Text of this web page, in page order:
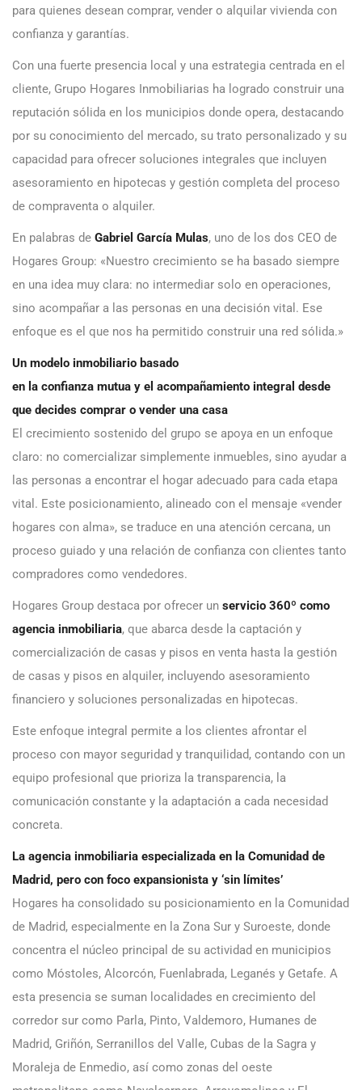
para quienes desean comprar, vender o alquilar vivienda con
confianza y garantías.
Con una fuerte presencia local y una estrategia centrada en el
cliente, Grupo Hogares Inmobiliarias ha logrado construir una
reputación sólida en los municipios donde opera, destacando
por su conocimiento del mercado, su trato personalizado y su
capacidad para ofrecer soluciones integrales que incluyen
asesoramiento en hipotecas y gestión completa del proceso
de compraventa o alquiler.
En palabras de Gabriel García Mulas, uno de los dos CEO de
Hogares Group: «Nuestro crecimiento se ha basado siempre
en una idea muy clara: no intermediar solo en operaciones,
sino acompañar a las personas en una decisión vital. Ese
enfoque es el que nos ha permitido construir una red sólida.»
Un modelo inmobiliario basado
en la confianza mutua y el acompañamiento integral desde
que decides comprar o vender una casa
El crecimiento sostenido del grupo se apoya en un enfoque
claro: no comercializar simplemente inmuebles, sino ayudar a
las personas a encontrar el hogar adecuado para cada etapa
vital. Este posicionamiento, alineado con el mensaje «vender
hogares con alma», se traduce en una atención cercana, un
proceso guiado y una relación de confianza con clientes tanto
compradores como vendedores.
Hogares Group destaca por ofrecer un servicio 360º como
agencia inmobiliaria, que abarca desde la captación y
comercialización de casas y pisos en venta hasta la gestión
de casas y pisos en alquiler, incluyendo asesoramiento
financiero y soluciones personalizadas en hipotecas.
Este enfoque integral permite a los clientes afrontar el
proceso con mayor seguridad y tranquilidad, contando con un
equipo profesional que prioriza la transparencia, la
comunicación constante y la adaptación a cada necesidad
concreta.
La agencia inmobiliaria especializada en la Comunidad de
Madrid, pero con foco expansionista y ‘sin límites’
Hogares ha consolidado su posicionamiento en la Comunidad
de Madrid, especialmente en la Zona Sur y Suroeste, donde
concentra el núcleo principal de su actividad en municipios
como Móstoles, Alcorcón, Fuenlabrada, Leganés y Getafe. A
esta presencia se suman localidades en crecimiento del
corredor sur como Parla, Pinto, Valdemoro, Humanes de
Madrid, Griñón, Serranillos del Valle, Cubas de la Sagra y
Moraleja de Enmedio, así como zonas del oeste